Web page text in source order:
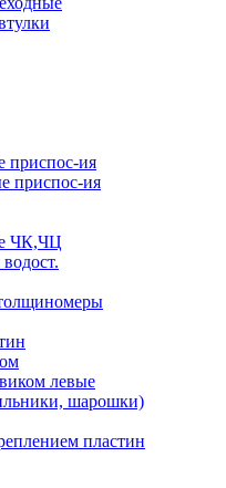
приспос-ия
приспос-ия
ЧК,ЧЦ
левые
шарошки)
пластин